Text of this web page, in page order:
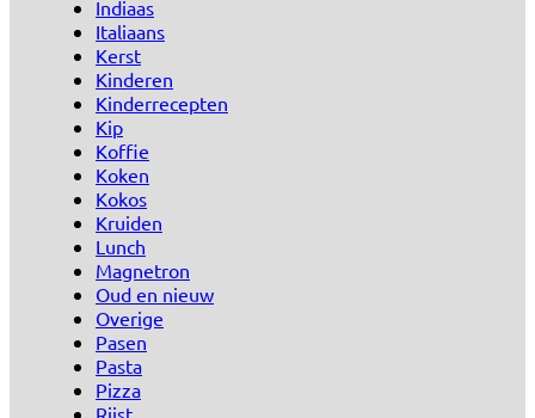
Indiaas
Italiaans
Kerst
Kinderen
Kinderrecepten
Kip
Koffie
Koken
Kokos
Kruiden
Lunch
Magnetron
Oud en nieuw
Overige
Pasen
Pasta
Pizza